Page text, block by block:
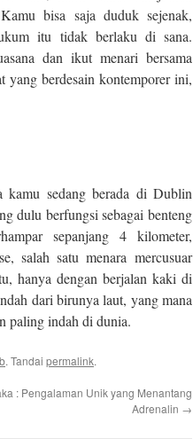
bisa saja duduk sejenak,
itu tidak berlaku di sana.
dan ikut menari bersama
yang berdesain kontemporer ini,
kamu sedang berada di Dublin
dulu berfungsi sebagai benteng
sepanjang 4 kilometer,
salah satu menara mercusuar
hanya dengan berjalan kaki di
dari birunya laut, yang mana
paling indah di dunia.
. Tandai permalink.
: Pengalaman Unik yang Menantang
Adrenalin →